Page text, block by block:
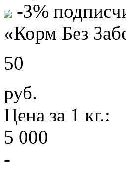
-3%
«Корм Без
50
руб.
Цена за 1 кг.:
5 000
-